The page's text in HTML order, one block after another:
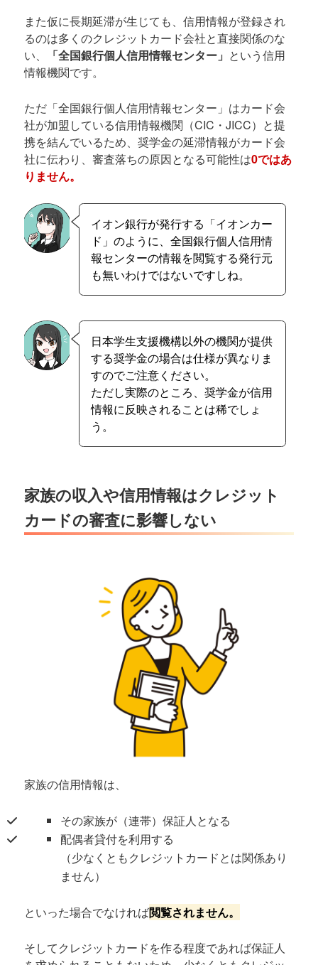
また仮に長期延滞が生じても、信用情報が登録され
るのは多くのクレジットカード会社と直接関係のな
い、
「全国銀行個人信用情報センター」 という信用
情報機関です。
ただ「全国銀行個人信用情報センター」はカード会
社が加盟している信用情報機関（CIC・JICC）と提
携を結んでいるため、奨学金の延滞情報がカード会
社に伝わり、審査落ちの原因となる可能性は0ではあ
りません。
イオン銀行が発行する「イオンカー
ド」のように、全国銀行個人信用情
報センターの情報を閲覧する発行元
も無いわけではないですしね。
日本学生支援機構以外の機関が提供
する奨学金の場合は仕様が異なりま
すのでご注意ください。
ただし実際のところ、奨学金が信用
情報に反映されることは稀でしょ
う。
家族の収入や信用情報はクレジット
カードの審査に影響しない
家族の信用情報は、
その家族が（連帯）保証人となる
配偶者貸付を利用する
（少なくともクレジットカードとは関係あり
ません）
といった場合でなければ閲覧されません。
そしてクレジットカードを作る程度であれば保証人